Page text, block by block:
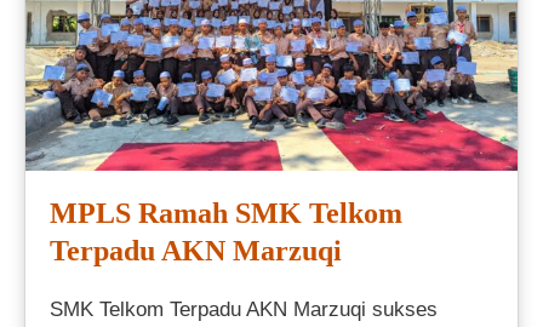
MPLS Ramah SMK Telkom
Terpadu AKN Marzuqi
SMK Telkom Terpadu AKN Marzuqi sukses